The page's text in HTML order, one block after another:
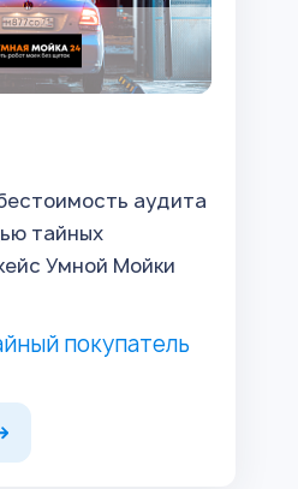
аудита
тайных
Умной Мойки
покупатель